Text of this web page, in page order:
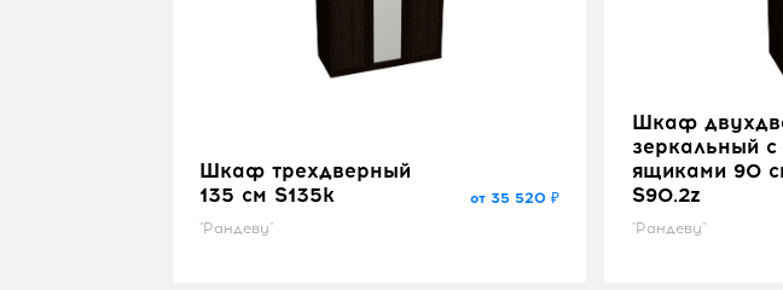
Шкаф трехдверный
135 см S135k
"Рандеву"
от 35 520 ₽
Шкаф
зеркальный с
ящиками 90
S90.2z
"Рандеву"